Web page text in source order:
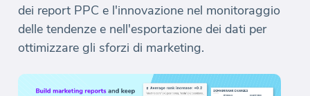
dei report PPC e l'innovazione nel monitoraggio
delle tendenze e nell'esportazione dei dati per
ottimizzare gli sforzi di marketing.